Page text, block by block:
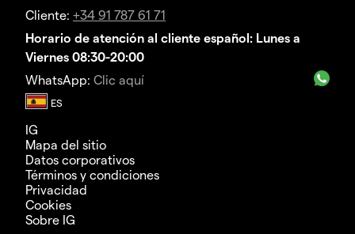
Cliente: +34 91 787 61 71
Horario de atención al cliente español: Lunes a
Viernes 08:30-20:00
WhatsApp: Clic aquí
IG
Mapa del sitio
Datos corporativos
Términos y condiciones
Privacidad
Cookies
Sobre IG